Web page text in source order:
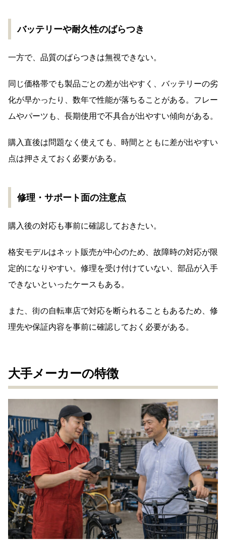
バッテリーや耐久性のばらつき
一方で、品質のばらつきは無視できない。
同じ価格帯でも製品ごとの差が出やすく、バッテリーの劣
化が早かったり、数年で性能が落ちることがある。フレー
ムやパーツも、長期使用で不具合が出やすい傾向がある。
購入直後は問題なく使えても、時間とともに差が出やすい
点は押さえておく必要がある。
修理・サポート面の注意点
購入後の対応も事前に確認しておきたい。
格安モデルはネット販売が中心のため、故障時の対応が限
定的になりやすい。修理を受け付けていない、部品が入手
できないといったケースもある。
また、街の自転車店で対応を断られることもあるため、修
理先や保証内容を事前に確認しておく必要がある。
大手メーカーの特徴